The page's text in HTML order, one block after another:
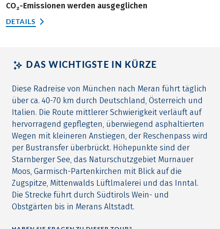
CO₂-Emissionen werden ausgeglichen
DETAILS
DAS WICHTIGSTE IN KÜRZE
Diese Radreise von München nach Meran führt täglich
über ca. 40-70 km durch Deutschland, Österreich und
Italien. Die Route mittlerer Schwierigkeit verläuft auf
hervorragend gepflegten, überwiegend asphaltierten
Wegen mit kleineren Anstiegen, der Reschenpass wird
per Bustransfer überbrückt. Höhepunkte sind der
Starnberger See, das Naturschutzgebiet Murnauer
Moos, Garmisch-Partenkirchen mit Blick auf die
Zugspitze, Mittenwalds Lüftlmalerei und das Inntal.
Die Strecke führt durch Südtirols Wein- und
Obstgärten bis in Merans Altstadt.